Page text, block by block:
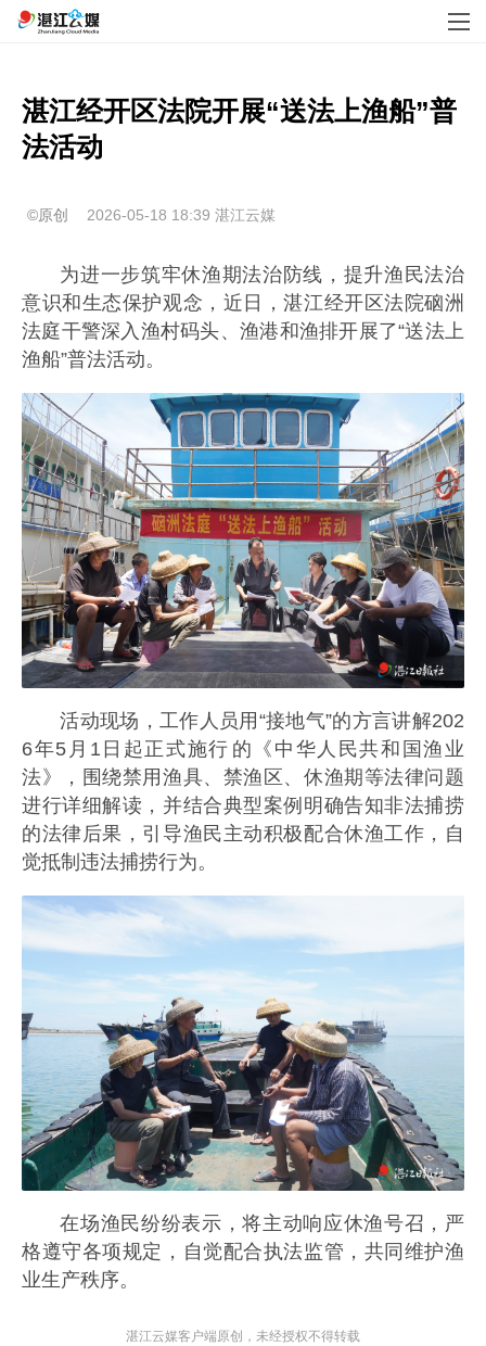
湛江经开区法院开展“送法上渔船”普
法活动
©原创 2026-05-18 18:39 湛江云媒
为进一步筑牢休渔期法治防线，提升渔民法治
意识和生态保护观念，近日，湛江经开区法院硇洲
法庭干警深入渔村码头、渔港和渔排开展了“送法上
渔船”普法活动。
活动现场，工作人员用“接地气”的方言讲解202
6年5月1日起正式施行‌的《中华人民共和国渔业
法》，围绕禁用渔具、禁渔区、休渔期等法律问题
进行详细解读，并结合典型案例明确告知非法捕捞
的法律后果，引导渔民主动积极配合休渔工作，自
觉抵制违法捕捞行为。
在场渔民纷纷表示，将主动响应休渔号召，严
格遵守各项规定，自觉配合执法监管，共同维护渔
业生产秩序。
湛江云媒客户端原创，未经授权不得转载